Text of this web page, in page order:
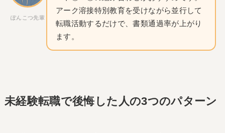
ぽんこつ先輩
アーク溶接特別教育を受けながら並行して
転職活動するだけで、書類通過率が上がり
ます。
未経験転職で後悔した人の3つのパターン